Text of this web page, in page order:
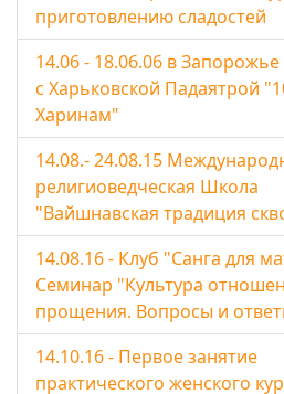
приготовлению сладостей
14.06 - 18.06.06 в
с Харьковской Падаятрой
Харинам"
14.08.- 24.08.15
религиоведческая Школа
"Вайшнавская традиция
14.08.16 - Клуб "Санга для
Семинар "Культура
прощения. Вопросы и
14.10.16 - Первое занятие
практического женского